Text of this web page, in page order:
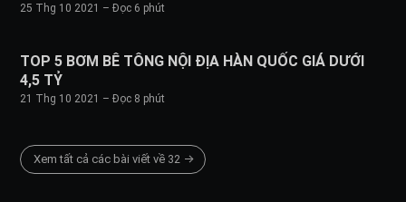
25 Thg 10 2021 – Đọc 6 phút
TOP 5 BƠM BÊ TÔNG NỘI ĐỊA HÀN QUỐC GIÁ DƯỚI
4,5 TỶ
21 Thg 10 2021 – Đọc 8 phút
Xem tất cả các bài viết về 32 →